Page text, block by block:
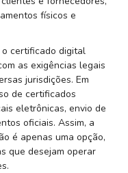
físicos e
certificado digital
as exigências legais
jurisdições. Em
de certificados
eletrônicas, envio de
oficiais. Assim, a
é apenas uma opção,
que desejam operar